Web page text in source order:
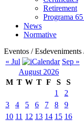
Retirement
Programa
News
Normative
Eventos / Esdeveniments
« Jul
Sep »
August 2026
M T W T F S
S
1
2
3
4 5 6 7 8
9
10 11 12 13 14 15 16